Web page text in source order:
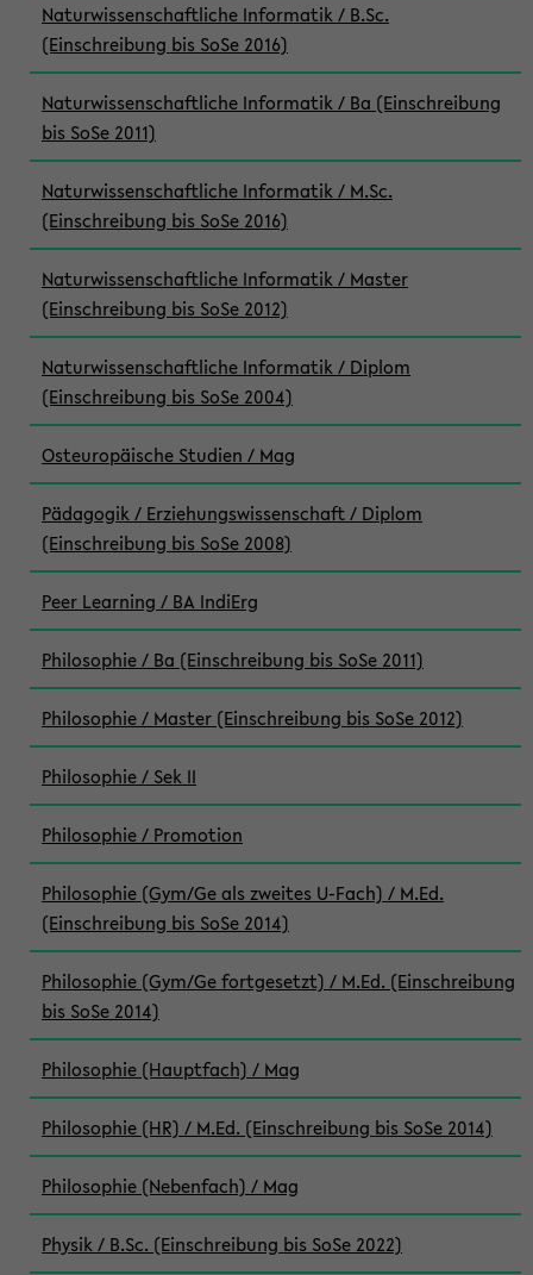
Naturwissenschaftliche Informatik / B.Sc.
(Einschreibung bis SoSe 2016)
Naturwissenschaftliche Informatik / Ba (Einschreibung
bis SoSe 2011)
Naturwissenschaftliche Informatik / M.Sc.
(Einschreibung bis SoSe 2016)
Naturwissenschaftliche Informatik / Master
(Einschreibung bis SoSe 2012)
Naturwissenschaftliche Informatik / Diplom
(Einschreibung bis SoSe 2004)
Osteuropäische Studien / Mag
Pädagogik / Erziehungswissenschaft / Diplom
(Einschreibung bis SoSe 2008)
Peer Learning / BA IndiErg
Philosophie / Ba (Einschreibung bis SoSe 2011)
Philosophie / Master (Einschreibung bis SoSe 2012)
Philosophie / Sek II
Philosophie / Promotion
Philosophie (Gym/Ge als zweites U-Fach) / M.Ed.
(Einschreibung bis SoSe 2014)
Philosophie (Gym/Ge fortgesetzt) / M.Ed. (Einschreibung
bis SoSe 2014)
Philosophie (Hauptfach) / Mag
Philosophie (HR) / M.Ed. (Einschreibung bis SoSe 2014)
Philosophie (Nebenfach) / Mag
Physik / B.Sc. (Einschreibung bis SoSe 2022)